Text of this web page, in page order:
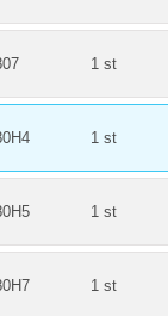
1 st
1 st
1 st
1 st